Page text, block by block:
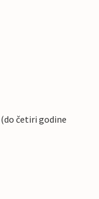
četiri godine